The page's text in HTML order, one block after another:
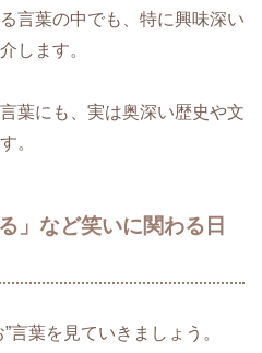
言葉の中でも、特に興味深い
します。
葉にも、実は奥深い歴史や文
。
」など笑いに関わる日
言葉を見ていきましょう。